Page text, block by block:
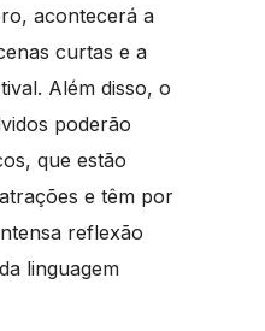
acontecerá a
curtas e a
Além disso, o
poderão
que estão
e têm por
reflexão
linguagem